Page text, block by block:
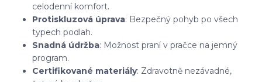
celodenní komfort.
Protiskluzová úprava: Bezpečný pohyb po všech
typech podlah.
Snadná údržba: Možnost praní v pračce na jemný
program.
Certifikované materiály: Zdravotně nezávadné,